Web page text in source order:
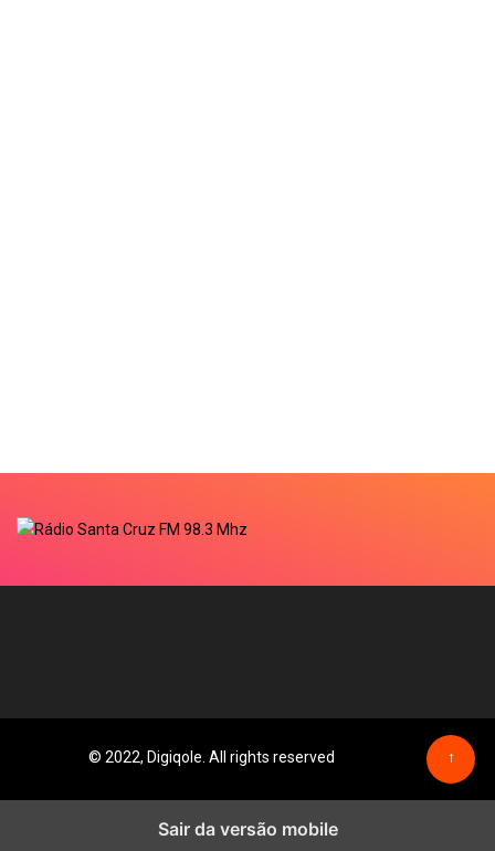
© 2022, Digiqole. All rights reserved ↑
Sair da versão mobile